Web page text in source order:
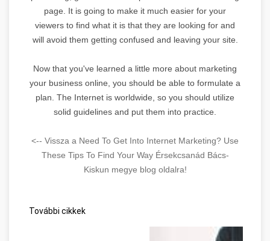
page. It is going to make it much easier for your
viewers to find what it is that they are looking for and
will avoid them getting confused and leaving your site.
Now that you've learned a little more about marketing
your business online, you should be able to formulate a
plan. The Internet is worldwide, so you should utilize
solid guidelines and put them into practice.
<-- Vissza a Need To Get Into Internet Marketing? Use
These Tips To Find Your Way Érsekcsanád Bács-
Kiskun megye blog oldalra!
További cikkek